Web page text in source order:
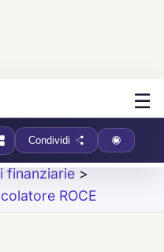
☰
Condividi
finanziarie >
ROCE